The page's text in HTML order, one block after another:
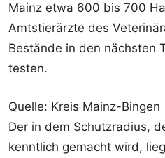
Mainz etwa 600 bis 700
Amtstierärzte des
Bestände in den nächsten
testen.
Quelle: Kreis Mainz-Bingen
Der in dem Schutzradius,
kenntlich gemacht wird,